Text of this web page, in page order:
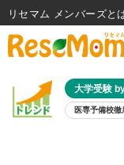
大学受験
医専予備校徹
リセマム メンバーズ